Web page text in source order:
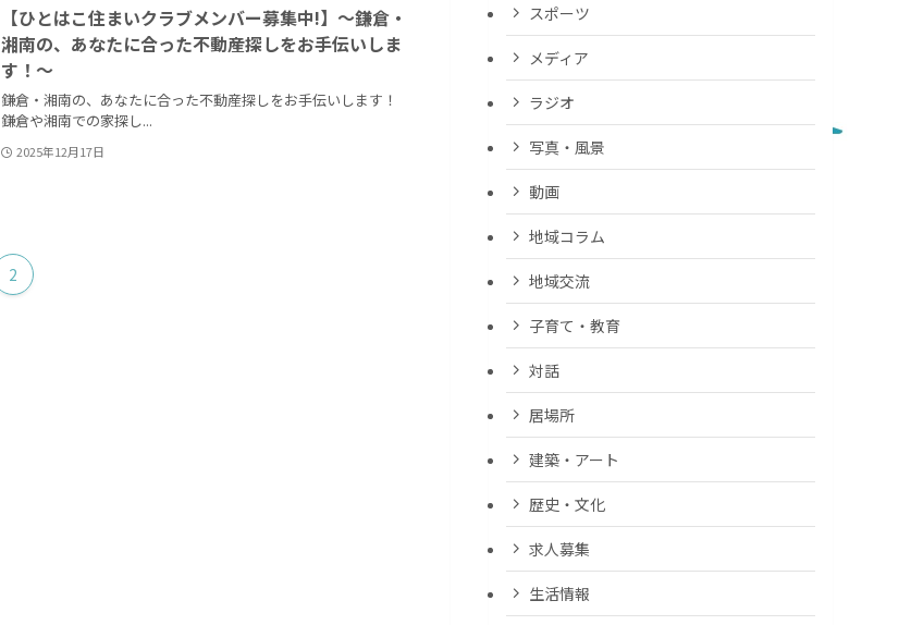
【ひとはこ住まいクラブメンバー募集中!】〜鎌倉・
湘南の、あなたに合った不動産探しをお手伝いしま
す！〜
鎌倉・湘南の、あなたに合った不動産探しをお手伝いします！
鎌倉や湘南での家探し...
2025年12月17日
2
スポーツ
メディア
ラジオ
写真・風景
動画
地域コラム
地域交流
子育て・教育
対話
居場所
建築・アート
歴史・文化
求人募集
生活情報